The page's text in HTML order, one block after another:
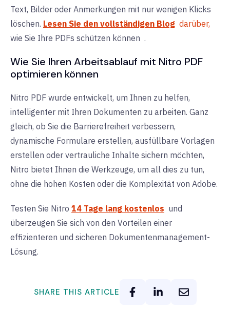
Text, Bilder oder Anmerkungen mit nur wenigen Klicks
löschen. Lesen Sie den vollständigen Blog darüber,
wie Sie Ihre PDFs schützen können .
Wie Sie Ihren Arbeitsablauf mit Nitro PDF
optimieren können
Nitro PDF wurde entwickelt, um Ihnen zu helfen,
intelligenter mit Ihren Dokumenten zu arbeiten. Ganz
gleich, ob Sie die Barrierefreiheit verbessern,
dynamische Formulare erstellen, ausfüllbare Vorlagen
erstellen oder vertrauliche Inhalte sichern möchten,
Nitro bietet Ihnen die Werkzeuge, um all dies zu tun,
ohne die hohen Kosten oder die Komplexität von Adobe.
Testen Sie Nitro 14 Tage lang kostenlos und
überzeugen Sie sich von den Vorteilen einer
effizienteren und sicheren Dokumentenmanagement-
Lösung.
SHARE THIS ARTICLE